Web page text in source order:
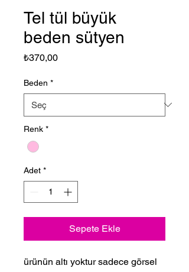
Tel tül büyük
beden sütyen
₺370,00Fiyat
Beden *
Renk *
Adet *
Sepete Ekle
ürünün altı yoktur sadece görsel